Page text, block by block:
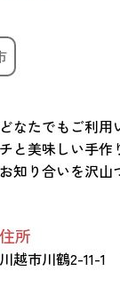
どなたでもご利
チと美味しい手作
お知り合いを沢山
住所
川越市川鶴2-11-1